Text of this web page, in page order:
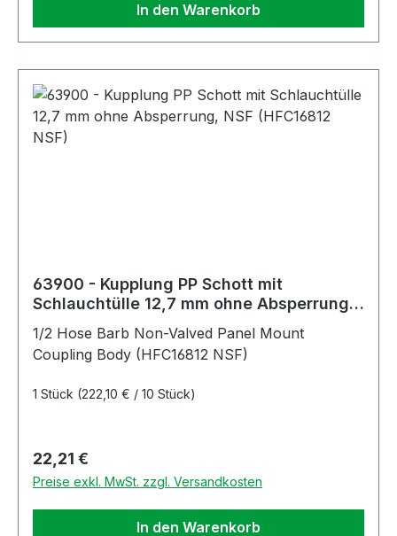
In den Warenkorb
63900 - Kupplung PP Schott mit
Schlauchtülle 12,7 mm ohne Absperrung,
1/2 Hose Barb Non-Valved Panel Mount
Coupling Body (HFC16812 NSF)
1 Stück (222,10 € / 10 Stück)
Regulärer Preis:
22,21 €
Preise exkl. MwSt. zzgl. Versandkosten
In den Warenkorb